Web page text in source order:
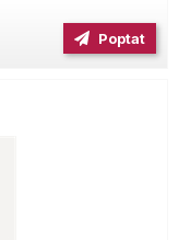
Poptat